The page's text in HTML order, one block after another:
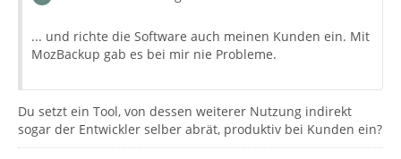
... und richte die Software auch meinen Kunden ein. Mit
MozBackup gab es bei mir nie Probleme.
Du setzt ein Tool, von dessen weiterer Nutzung indirekt
sogar der Entwickler selber abrät, produktiv bei Kunden ein?